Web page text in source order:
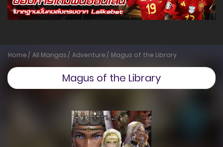
Home All Mangas Adventure Magus of the Library
Magus of the Library